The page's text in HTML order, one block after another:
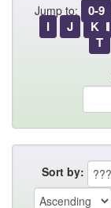
Jump to: 0-9
I
J K
T
Sort by: